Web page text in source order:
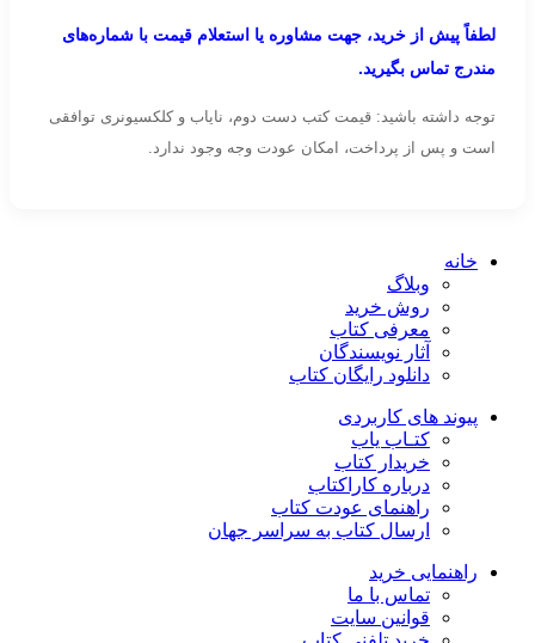
لطفاً پیش از خرید، جهت مشاوره یا استعلام قیمت با شماره‌های
مندرج تماس بگیرید.
توجه داشته باشید: قیمت کتب دست دوم، نایاب و کلکسیونری توافقی
است و پس از پرداخت، امکان عودت وجه وجود ندارد.
خانه
وبلاگ
روش خرید
معرفی کتاب
آثار نویسندگان
دانلود رایگان کتاب
پیوند های کاربردی
کتـاب یاب
خریدار کتاب
درباره کاراکتاب
راهنمای عودت کتاب
ارسال کتاب به سراسر جهان
راهنمایی خرید
تماس با ما
قوانین سایت